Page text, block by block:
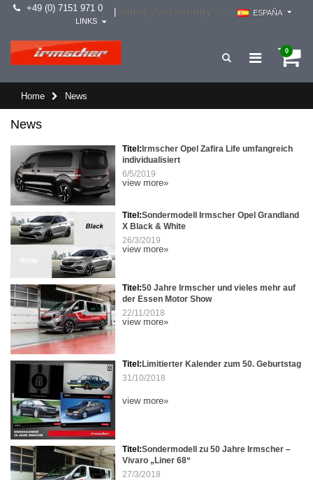
+49 (0) 7151 971 0
ESPAÑA
LINKS
0
Home News
News
Titel: Irmscher Opel Zafira Life umfangreich
individualisiert
6/5/2019
view more»
Titel:Sondermodell Irmscher Opel Grandland
X Black & White
26/3/2019
view more»
Titel:50 Jahre Irmscher und vieles mehr auf
der Essen Motor Show
22/11/2018
view more»
Titel: Limitierter Kalender zum 50. Geburtstag
31/10/2018
view more»
Titel:Sondermodell zu 50 Jahre Irmscher –
Vivaro „Liner 68“
27/3/2018